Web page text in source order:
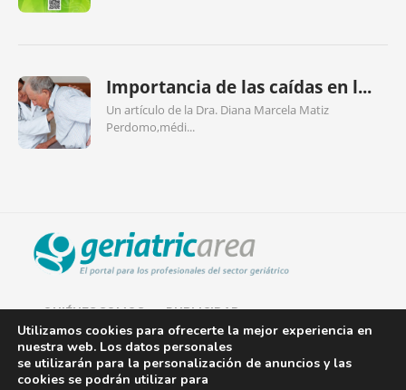
Importancia de las caídas en l...
Un artículo de la Dra. Diana Marcela Matiz
Perdomo,médi...
QUIÉNES SOMOS PUBLICIDAD
AVISO LEGAL
POLÍTICA DE COOKIES
Utilizamos cookies para ofrecerte la mejor experiencia en
nuestra web. Los datos personales
se utilizarán para la personalización de anuncios y las
cookies se podrán utilizar para